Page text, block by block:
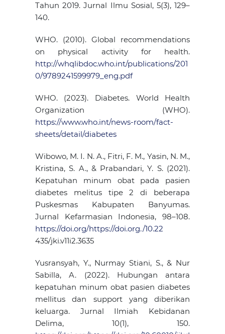
Tahun 2019. Jurnal Ilmu Sosial, 5(3), 129–
140.
WHO. (2010). Global recommendations
on physical activity for health.
http://whqlibdoc.who.int/publications/201
0/9789241599979_eng.pdf
WHO. (2023). Diabetes. World Health
Organization (WHO).
https://www.who.int/news-room/fact-
sheets/detail/diabetes
Wibowo, M. I. N. A., Fitri, F. M., Yasin, N. M.,
Kristina, S. A., & Prabandari, Y. S. (2021).
Kepatuhan minum obat pada pasien
diabetes melitus tipe 2 di beberapa
Puskesmas Kabupaten Banyumas.
Jurnal Kefarmasian Indonesia, 98–108.
https://doi.org/https://doi.org./10.22
435/jki.v11i2.3635
Yusransyah, Y., Nurmay Stiani, S., & Nur
Sabilla, A. (2022). Hubungan antara
kepatuhan minum obat pasien diabetes
mellitus dan support yang diberikan
keluarga. Jurnal Ilmiah Kebidanan
Delima, 10(1), 150.